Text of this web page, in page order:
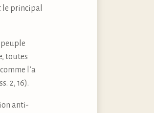
le principal
peuple
toutes
l’a
2, 16).
anti-